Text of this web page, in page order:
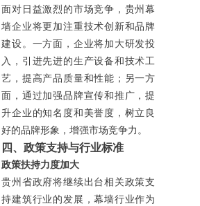
面对日益激烈的市场竞争，贵州幕
墙企业将更加注重技术创新和品牌
建设。一方面，企业将加大研发投
入，引进先进的生产设备和技术工
艺，提高产品质量和性能；另一方
面，通过加强品牌宣传和推广，提
升企业的知名度和美誉度，树立良
好的品牌形象，增强市场竞争力。
四、政策支持与行业标准
政策扶持力度加大
贵州省政府将继续出台相关政策支
持建筑行业的发展，幕墙行业作为